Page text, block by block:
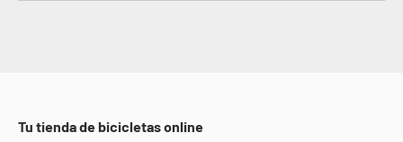
Tu tienda de bicicletas online